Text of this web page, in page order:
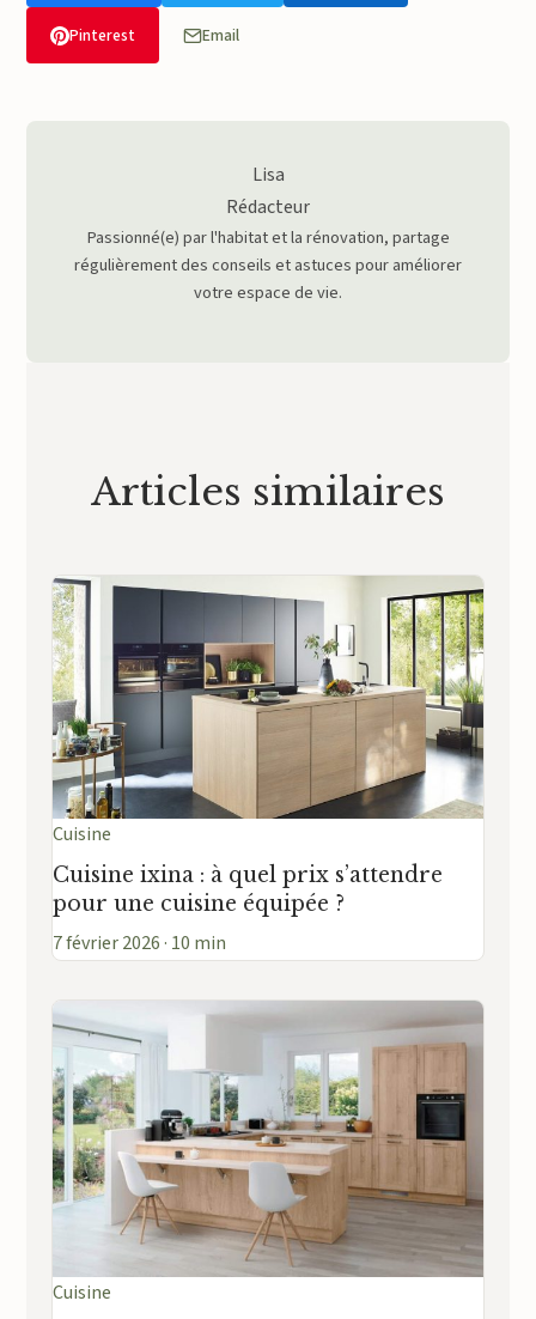
Pinterest Email
Lisa
Rédacteur
Passionné(e) par l'habitat et la rénovation, partage
régulièrement des conseils et astuces pour améliorer
votre espace de vie.
Articles similaires
Cuisine
Cuisine ixina : à quel prix s’attendre
pour une cuisine équipée ?
7 février 2026 · 10 min
Cuisine